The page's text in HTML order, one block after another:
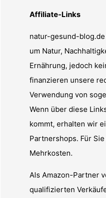
Affiliate-Links
natur-gesund-
um Natur,
Ernährung, jedoch
finanzieren unsere
Verwendung von
Wenn über diese
kommt, erhalten wir
Partnershops. Für
Mehrkosten.
Als Amazon-Partner
qualifizierten